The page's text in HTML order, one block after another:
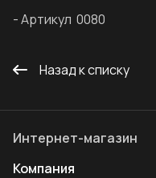
- Артикул 0080
Назад к списку
Интернет-магазин
Компания